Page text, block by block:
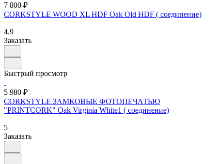
7 800 ₽
CORKSTYLE WOOD XL HDF Oak Old HDF ( соединение)
4.9
Заказать
Быстрый просмотр
5 980 ₽
CORKSTYLE ЗАМКОВЫЕ ФОТОПЕЧАТЬЮ
"PRINTCORK" Oak Virginia White1 ( соединение)
5
Заказать